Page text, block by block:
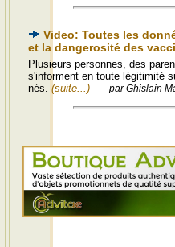
Video: Toutes les
et la dangerosité des
Plusieurs personnes, des
s'informent en toute légitimité
nés. (suite...) par Ghislain